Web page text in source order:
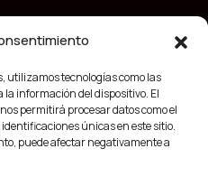
utilizamos tecnologías como las
la información del dispositivo. El
permitirá procesar datos como el
únicas en este sitio.
puede afectar negativamente a